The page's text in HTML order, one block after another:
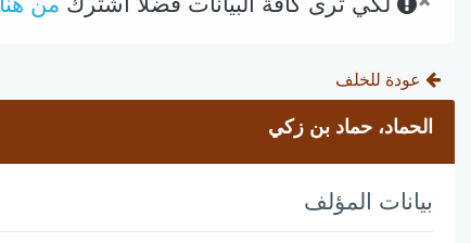
عودة للخلف
الحماد، حماد بن زكي
بيانات المؤلف